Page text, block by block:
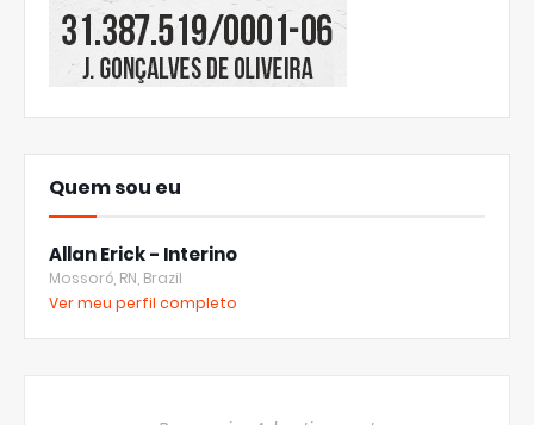
Quem sou eu
Allan Erick - Interino
Mossoró, RN, Brazil
Ver meu perfil completo